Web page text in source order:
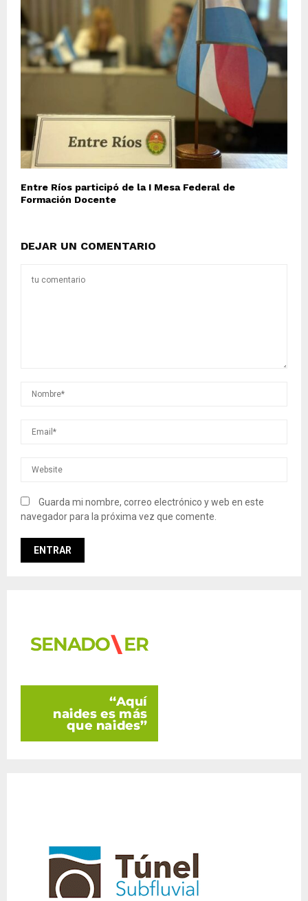
Entre Ríos participó de la I Mesa Federal de
Formación Docente
DEJAR UN COMENTARIO
Guarda mi nombre, correo electrónico y web en este
navegador para la próxima vez que comente.